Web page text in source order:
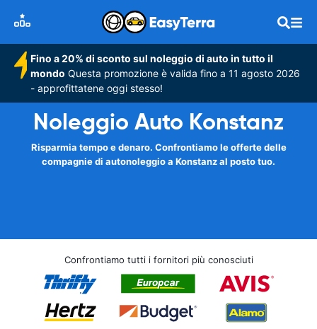
Fino a 20% di sconto sul noleggio di auto in tutto il
mondo Questa promozione è valida fino a 11 agosto 2026
- approfittatene oggi stesso!
Noleggio Auto Konstanz
Risparmia tempo e denaro. Confrontiamo le offerte delle
compagnie di autonoleggio a Konstanz al posto tuo.
Confrontiamo tutti i fornitori più conosciuti